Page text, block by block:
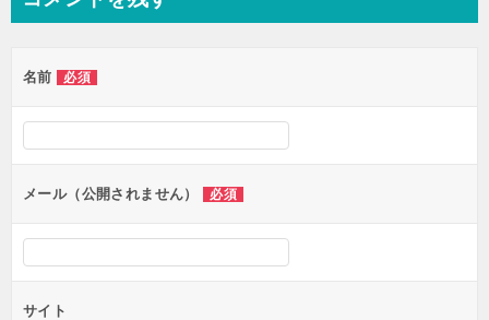
名前 必須
メール（公開されません） 必須
サイト